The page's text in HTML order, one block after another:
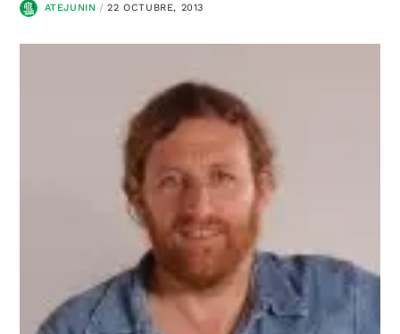
ATEJUNIN 22 OCTUBRE, 2013